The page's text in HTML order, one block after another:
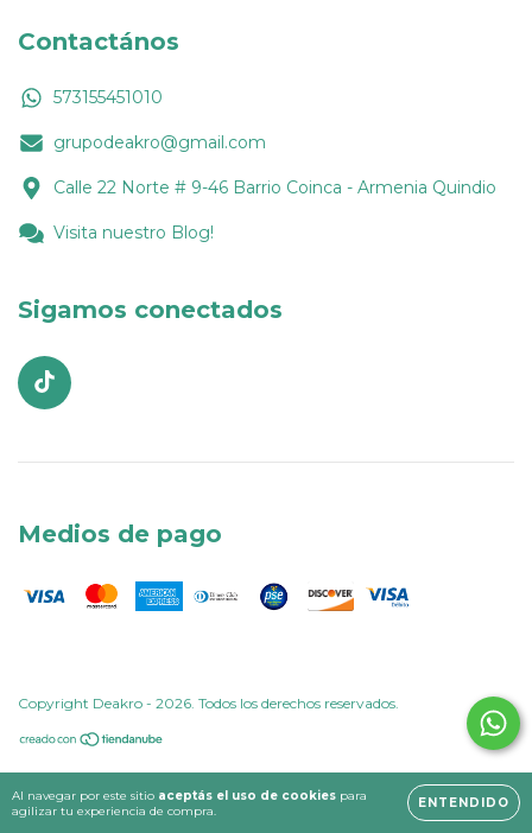
Al navegar por este sitio aceptás el uso de cookies para
agilizar tu experiencia de compra.
ENTENDIDO
Contactános
573155451010
grupodeakro@gmail.com
Calle 22 Norte # 9-46 Barrio Coinca - Armenia Quindio
Visita nuestro Blog!
Sigamos conectados
Medios de pago
Copyright Deakro - 2026. Todos los derechos reservados.